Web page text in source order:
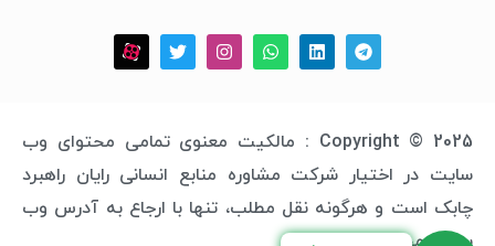
Copyright © 2025 : مالکیت معنوی تمامی محتوای وب
سایت در اختیار شرکت مشاوره منابع انسانی رایان راهبرد
چابک است و هرگونه نقل مطلب، تنها با ارجاع به آدرس وب